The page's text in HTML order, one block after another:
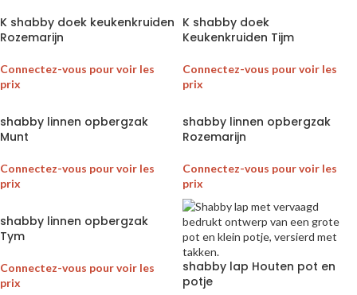
K shabby doek keukenkruiden
Rozemarijn
Connectez-vous pour voir les
prix
K shabby doek
Keukenkruiden Tijm
Connectez-vous pour voir les
prix
shabby linnen opbergzak
Munt
Connectez-vous pour voir les
prix
shabby linnen opbergzak
Rozemarijn
Connectez-vous pour voir les
prix
shabby linnen opbergzak
Tym
Connectez-vous pour voir les
prix
shabby lap Houten pot en
potje